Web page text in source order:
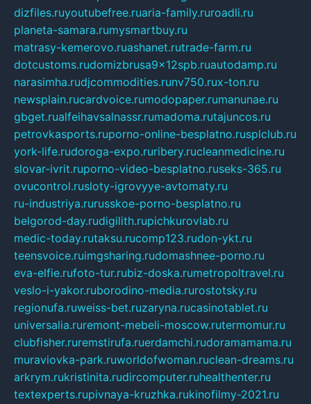
dizfiles.ruyoutubefree.ruaria-family.ruroadli.ru
planeta-samara.rumysmartbuy.ru
matrasy-kemerovo.ruashanet.rutrade-farm.ru
dotcustoms.rudomizbrusa9x12spb.ruautodamp.ru
narasimha.rudjcommodities.runv750.rux-ton.ru
newsplain.rucardvoice.rumodopaper.rumanunae.ru
gbget.rualfeihavsalnassr.rumadoma.rutajuncos.ru
petrovkasports.ruporno-online-besplatno.rusplclub.ru
york-life.rudoroga-expo.ruribery.rucleanmedicine.ru
slovar-ivrit.ruporno-video-besplatno.ruseks-365.ru
ovucontrol.rusloty-igrovyye-avtomaty.ru
ru-industriya.rurusskoe-porno-besplatno.ru
belgorod-day.rudigilith.rupichkurovlab.ru
medic-today.rutaksu.rucomp123.rudon-ykt.ru
teensvoice.ruimgsharing.rudomashnee-porno.ru
eva-elfie.rufoto-tur.rubiz-doska.rumetropoltravel.ru
veslo-i-yakor.ruborodino-media.rurostotsky.ru
regionufa.ruweiss-bet.ruzaryna.rucasinotablet.ru
universalia.ruremont-mebeli-moscow.rutermomur.ru
clubfisher.ruremstirufa.ruerdamchi.rudoramamama.ru
muraviovka-park.ruworldofwoman.ruclean-dreams.ru
arkrym.rukristinita.rudircomputer.ruhealthenter.ru
textexperts.rupivnaya-kruzhka.rukinofilmy-2021.ru